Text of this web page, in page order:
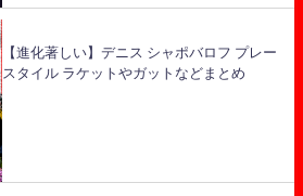
【進化著しい】デニス シャポバロフ プレー
スタイル ラケットやガットなどまとめ